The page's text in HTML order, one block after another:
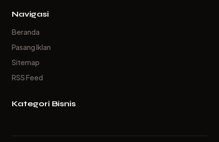
Navigasi
Beranda
Pasang Iklan
Sitemap
RSS Feed
Kategori Bisnis